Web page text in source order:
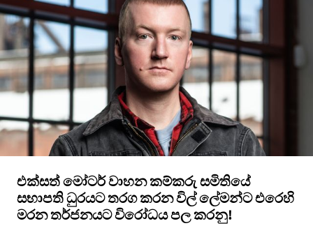
එක්සත් මෝටර් වාහන කම්කරු සමිතියේ
සභාපති ධුරයට තරග කරන විල් ලේමන්ට එරෙහි
මරන තර්ජනයට විරෝධය පල කරනු!